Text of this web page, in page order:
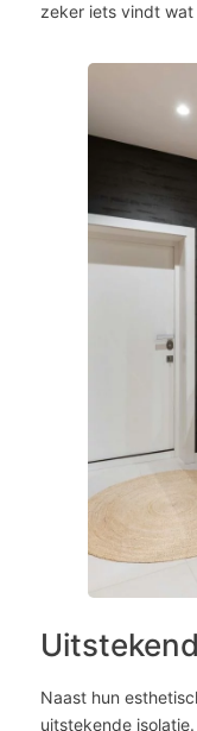
zeker iets vindt wat
Naast hun
uitstekende isolatie.